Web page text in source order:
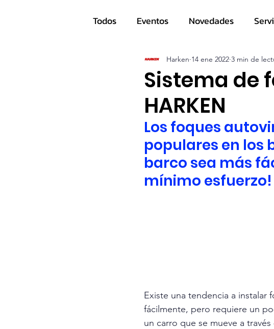
Todos Eventos Novedades
Navegantes
Sistema de
HARKEN
Harken 14 ene 2022 3 min de
Los foques
populares en los
barco sea más
mínimo esfuerzo!
Existe una tendencia a instalar
fácilmente, pero requiere un
un carro que se mueve a